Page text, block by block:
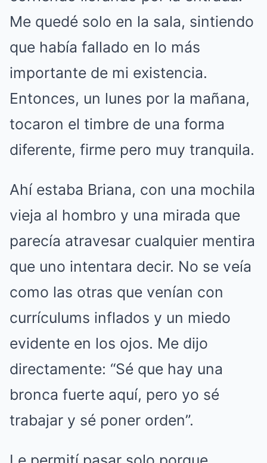
Me quedé solo en la sala, sintiendo
que había fallado en lo más
importante de mi existencia.
Entonces, un lunes por la mañana,
tocaron el timbre de una forma
diferente, firme pero muy tranquila.
Ahí estaba Briana, con una mochila
vieja al hombro y una mirada que
parecía atravesar cualquier mentira
que uno intentara decir. No se veía
como las otras que venían con
currículums inflados y un miedo
evidente en los ojos. Me dijo
directamente: “Sé que hay una
bronca fuerte aquí, pero yo sé
trabajar y sé poner orden”.